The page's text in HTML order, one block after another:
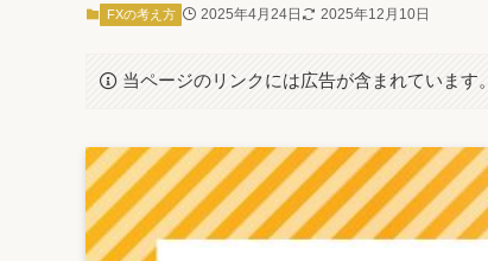
FXの考え方 2025年4月24日 2025年12月10日
当ページのリンクには広告が含まれています。